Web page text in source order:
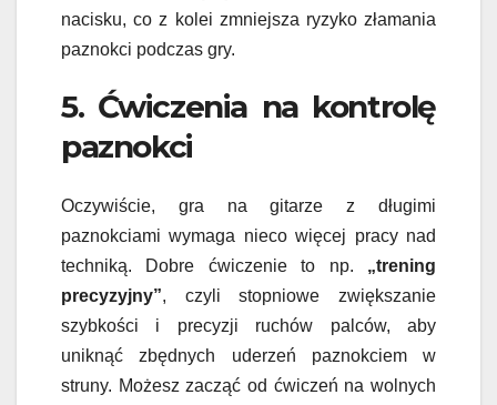
nacisku, co z kolei zmniejsza ryzyko złamania
paznokci podczas gry.
5. Ćwiczenia na kontrolę
paznokci
Oczywiście, gra na gitarze z długimi
paznokciami wymaga nieco więcej pracy nad
techniką. Dobre ćwiczenie to np. „trening
precyzyjny”, czyli stopniowe zwiększanie
szybkości i precyzji ruchów palców, aby
uniknąć zbędnych uderzeń paznokciem w
struny. Możesz zacząć od ćwiczeń na wolnych